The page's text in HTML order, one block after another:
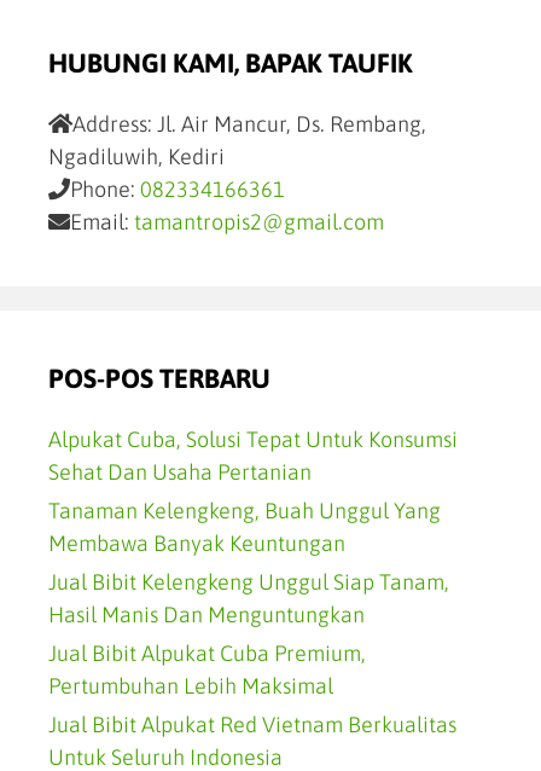
HUBUNGI KAMI, BAPAK TAUFIK
Address: Jl. Air Mancur, Ds. Rembang,
Ngadiluwih, Kediri
Phone: 082334166361
Email: tamantropis2@gmail.com
POS-POS TERBARU
Alpukat Cuba, Solusi Tepat Untuk Konsumsi
Sehat Dan Usaha Pertanian
Tanaman Kelengkeng, Buah Unggul Yang
Membawa Banyak Keuntungan
Jual Bibit Kelengkeng Unggul Siap Tanam,
Hasil Manis Dan Menguntungkan
Jual Bibit Alpukat Cuba Premium,
Pertumbuhan Lebih Maksimal
Jual Bibit Alpukat Red Vietnam Berkualitas
Untuk Seluruh Indonesia